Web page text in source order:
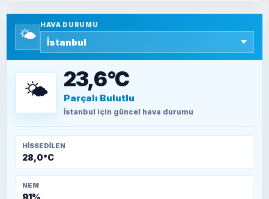
SEYFULLAH ÇİÇEK
TEOMAN ALPASLAN
Kütahya-Eskişehir Muharebeleri (10-24
🌤️
HAVA DURUMU
🌤️ 23,6°C
Parçalı Bulutlu
İstanbul için güncel hava durumu
HISSEDILEN
28,0°C
NEM